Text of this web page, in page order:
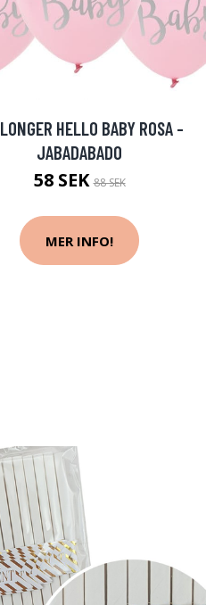
HELLO BABY ROSA -
JABADABADO
58 SEK88 SEK
MER INFO!